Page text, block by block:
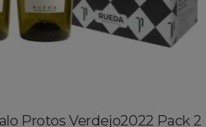
Protos Verdejo2022 Pack 2